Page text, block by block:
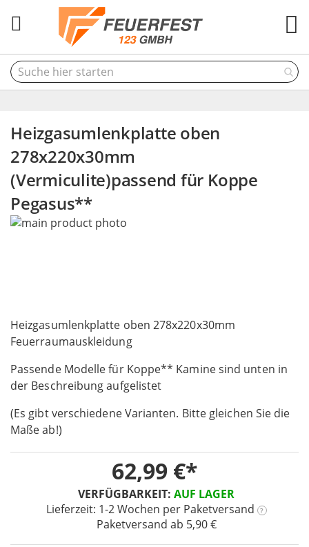
Heizgasumlenkplatte oben
278x220x30mm
(Vermiculite)passend für Koppe
Pegasus**
Heizgasumlenkplatte oben 278x220x30mm
Feuerraumauskleidung
Passende Modelle für Koppe** Kamine sind unten in
der Beschreibung aufgelistet
(Es gibt verschiedene Varianten. Bitte gleichen Sie die
Maße ab!)
VERFÜGBARKEIT: AUF LAGER
Lieferzeit: 1-2 Wochen per Paketversand ?
Paketversand ab 5,90 €
62,99 €
Skip
gallery
to
the
of
the
gallery